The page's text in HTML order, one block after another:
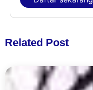
Related Post